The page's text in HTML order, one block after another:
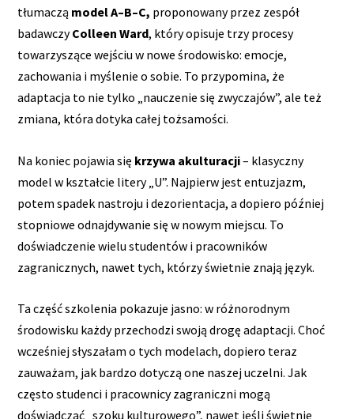
tłumaczą model A–B–C, proponowany przez zespół
badawczyColleen Ward, który opisuje trzy procesy
towarzyszące wejściu w nowe środowisko: emocje,
zachowania i myślenie o sobie. To przypomina, że
adaptacja to nie tylko „nauczenie się zwyczajów”, ale też
zmiana, która dotyka całej tożsamości.
Na koniec pojawia się krzywa akulturacji– klasyczny
model w kształcie litery „U”. Najpierw jest entuzjazm,
potem spadek nastroju i dezorientacja, a dopiero później
stopniowe odnajdywanie się w nowym miejscu. To
doświadczenie wielu studentów i pracowników
zagranicznych, nawet tych, którzy świetnie znają język.
Ta część szkolenia pokazuje jasno: w różnorodnym
środowisku każdy przechodzi swoją drogę adaptacji. Choć
wcześniej słyszałam o tych modelach, dopiero teraz
zauważam, jak bardzo dotyczą one naszej uczelni. Jak
często studenci i pracownicy zagraniczni mogą
doświadczać „szoku kulturowego”, nawet jeśli świetnie